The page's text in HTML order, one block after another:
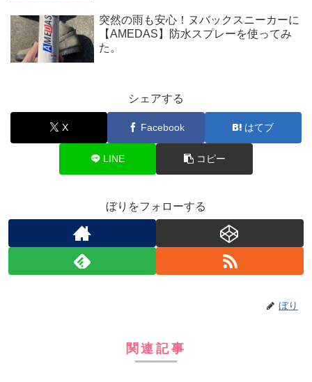
突然の雨も安心！ヌバックスニーカーに
【AMEDAS】防水スプレーを使ってみ
た。
シェアする
X Facebook はてブ
LINE コピー
ぼりをフォローする
ぼり
関連記事